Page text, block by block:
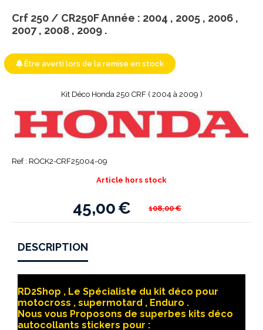
Kit Déco Honda 250 CRF ( 2004 à 2009 )
Ref : ROCK2-CRF25004-09
45,00€ 108,00€
Article hors stock
Crf 250 / CR250F Année : 2004 , 2005 , 2006 ,
2007 , 2008 , 2009 .
Être averti lors de la remise en stock
DESCRIPTION
RD2Shop , Le Spécialiste du kit déco pour
motocross , supermotard , Enduro .
Nous vous Proposons de superbes kits déco
autocollants stickers pour :